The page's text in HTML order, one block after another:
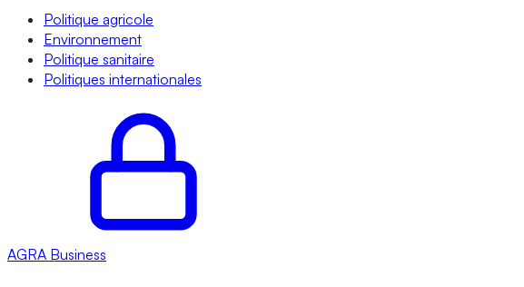
Politique agricole
Environnement
Politique sanitaire
Politiques internationales
AGRA Business